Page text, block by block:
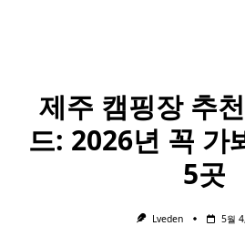
제주 캠핑장 추
드: 2026년 꼭 가
5곳
Lveden 5월